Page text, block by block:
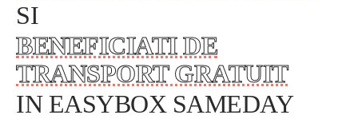
SI
BENEFICIATI DE
TRANSPORT GRATUIT
IN EASYBOX SAMEDAY